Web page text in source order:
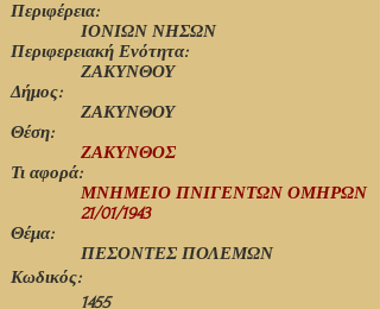
Περιφέρεια:
ΖΑΚΥΝΘΟΥ
ΙΟΝΙΩΝ ΝΗΣΩΝ
Περιφερειακή Ενότητα:
ΖΑΚΥΝΘΟΥ
Δήμος:
Θέση:
ΖΑΚΥΝΘΟΣ
Τι αφορά:
ΜΝΗΜΕΙΟ ΠΝΙΓΕΝΤΩΝ ΟΜΗΡΩΝ
21/01/1943
Θέμα:
ΠΕΣΟΝΤΕΣ ΠΟΛΕΜΩΝ
Κωδικός:
1455